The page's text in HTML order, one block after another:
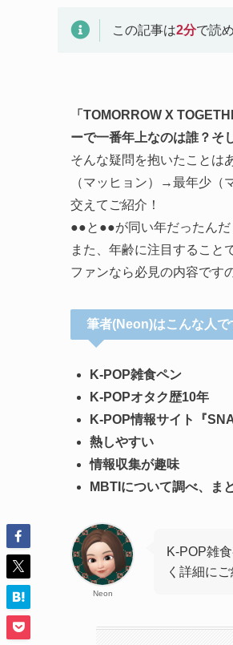
この記事は2分で読
「TOMORROW X
ーで一番年上なのは誰？そ
そんな疑問を抱いたことは
（マッヒョン）→最年少（
交えてご紹介！
●●と●●が同い年だったんだ
また、年齢に注目すること
ファンなら必見の内容です
筆者(Neon)はこんな人で
K-POP雑食ペン
K-POPオタク歴10年
K-POP情報サイト『
熱しやすい
情報収集が趣味
MBTIについて調べ、ま
Neon
K-POP雑
く詳細に